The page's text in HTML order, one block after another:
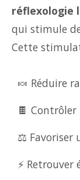
réflexologie
qui stimule
Cette
🍬 Réduire
🍫
⚖️ Favoriser
⚡